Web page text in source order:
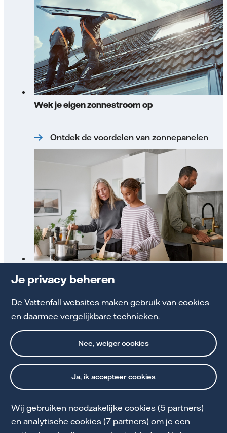
Je privacy beheren
De Vattenfall websites maken gebruik van cookies
en daarmee vergelijkbare technieken.
Ja, ik accepteer cookies
Nee, weiger cookies
Wij gebruiken noodzakelijke cookies (5 partners)
en analytische cookies (7 partners) om je een
Wek je eigen zonnestroom op
Ontdek de voordelen van zonnepanelen
Gas aanvragen
Cookie Statement